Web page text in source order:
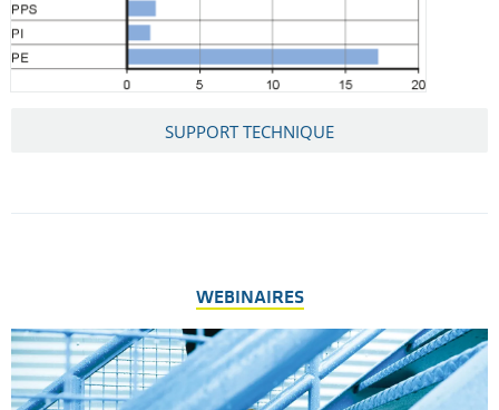
SUPPORT TECHNIQUE
WEBINAIRES